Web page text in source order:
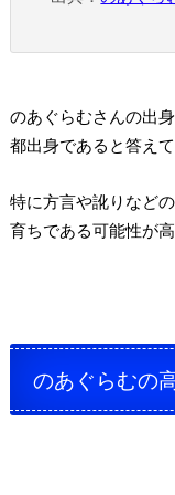
のあぐらむさんの出
都出身であると答えて
特に方言や訛りなど
育ちである可能性が高
のあぐらむの